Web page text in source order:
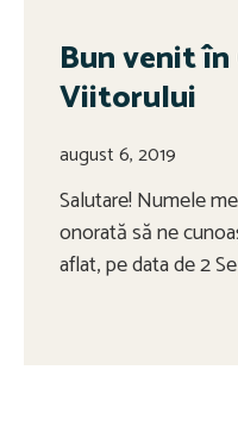
Bun venit
Viitorului
august 6, 2019
Salutare! Numele
onorată să ne
aflat, pe data de 2